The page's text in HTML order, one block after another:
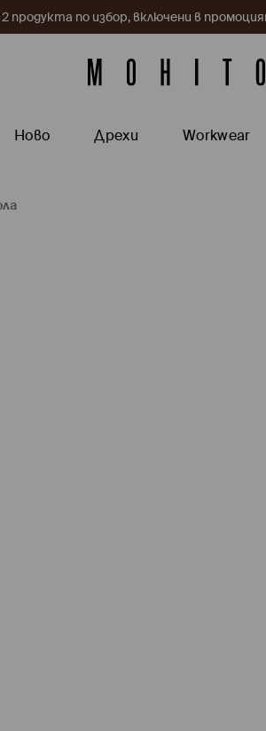
продукта по избор, включени в
Ново Дрехи Workwear